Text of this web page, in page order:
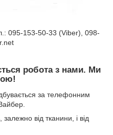
095-153-50-33 (Viber), 098-
робота з нами. Ми
за телефонним
від тканини, і від